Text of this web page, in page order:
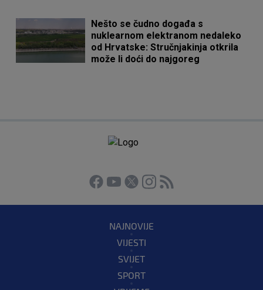
Nešto se čudno događa s
nuklearnom elektranom nedaleko
od Hrvatske: Stručnjakinja otkrila
može li doći do najgoreg
NAJNOVIJE
VIJESTI
SVIJET
SPORT